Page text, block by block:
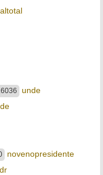
unde
novenopresidente